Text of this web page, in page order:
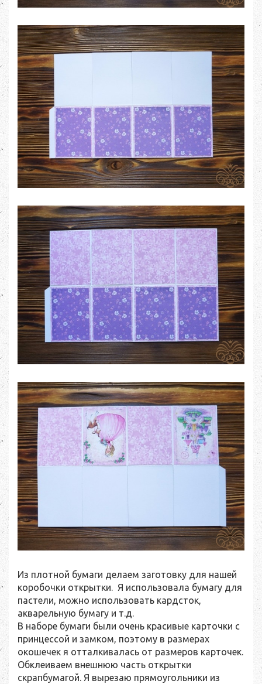
Из плотной бумаги делаем заготовку для нашей
коробочки открытки. Я использовала бумагу для
пастели, можно использовать кардсток,
акварельную бумагу и т.д.
В наборе бумаги были очень красивые карточки с
принцессой и замком, поэтому в размерах
окошечек я отталкивалась от размеров карточек.
Обклеиваем внешнюю часть открытки
скрапбумагой. Я вырезаю прямоугольники из